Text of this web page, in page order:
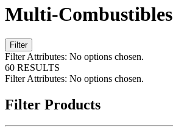
Multi-Combustibles
Filter
Filter Attributes: No options chosen.
60 RESULTS
Filter Attributes: No options chosen.
Filter Products